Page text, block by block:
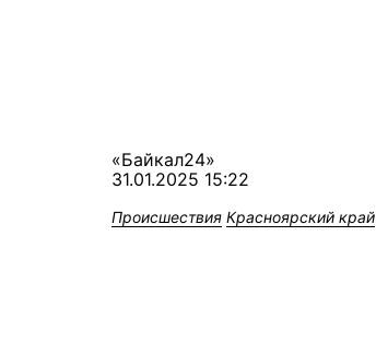
«Байкал24»
31.01.2025 15:22
Происшествия Красноярский край